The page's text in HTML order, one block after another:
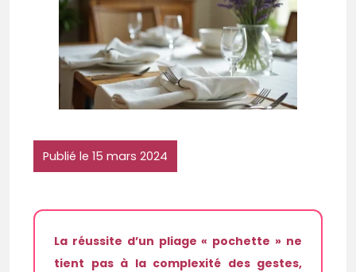
Publié le 15 mars 2024
La réussite d’un pliage « pochette » ne
tient pas à la complexité des gestes,